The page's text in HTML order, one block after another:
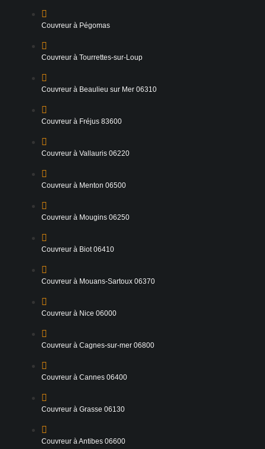
Couvreur à Pégomas
Couvreur à Tourrettes-sur-Loup
Couvreur à Beaulieu sur Mer 06310
Couvreur à Fréjus 83600
Couvreur à Vallauris 06220
Couvreur à Menton 06500
Couvreur à Mougins 06250
Couvreur à Biot 06410
Couvreur à Mouans-Sartoux 06370
Couvreur à Nice 06000
Couvreur à Cagnes-sur-mer 06800
Couvreur à Cannes 06400
Couvreur à Grasse 06130
Couvreur à Antibes 06600